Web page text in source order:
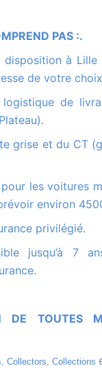
PAS :.
de votre
environ
privilégié.
Collectors, Collections